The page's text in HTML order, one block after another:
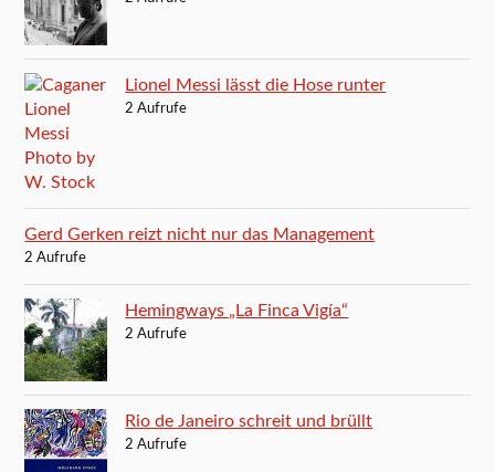
Lionel Messi lässt die Hose runter
2 Aufrufe
Gerd Gerken reizt nicht nur das Management
2 Aufrufe
Hemingways „La Finca Vigía“
2 Aufrufe
Rio de Janeiro schreit und brüllt
2 Aufrufe